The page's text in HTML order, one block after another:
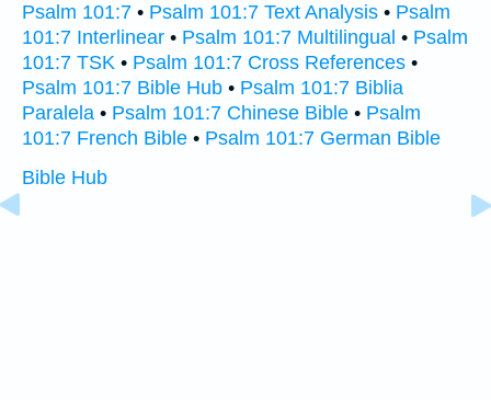
Psalm 101:7 • Psalm 101:7 Text Analysis • Psalm
101:7 Interlinear • Psalm 101:7 Multilingual • Psalm
101:7 TSK • Psalm 101:7 Cross References •
Psalm 101:7 Bible Hub • Psalm 101:7 Biblia
Paralela • Psalm 101:7 Chinese Bible • Psalm
101:7 French Bible • Psalm 101:7 German Bible
Bible Hub